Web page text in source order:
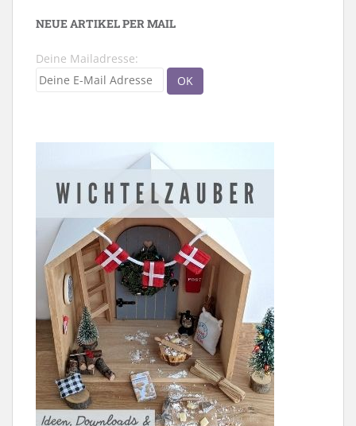
NEUE ARTIKEL PER MAIL
Deine Mailadresse: